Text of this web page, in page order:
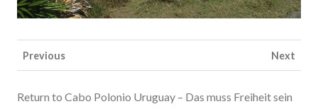
Previous Next
Return to Cabo Polonio Uruguay – Das muss Freiheit sein